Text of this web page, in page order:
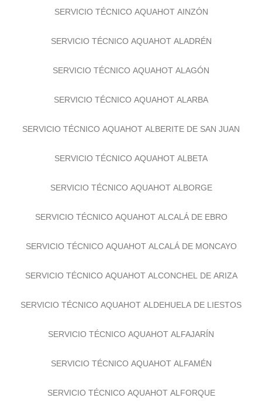
SERVICIO TÉCNICO AQUAHOT AINZÓN
SERVICIO TÉCNICO AQUAHOT ALADRÉN
SERVICIO TÉCNICO AQUAHOT ALAGÓN
SERVICIO TÉCNICO AQUAHOT ALARBA
SERVICIO TÉCNICO AQUAHOT ALBERITE DE SAN JUAN
SERVICIO TÉCNICO AQUAHOT ALBETA
SERVICIO TÉCNICO AQUAHOT ALBORGE
SERVICIO TÉCNICO AQUAHOT ALCALÁ DE EBRO
SERVICIO TÉCNICO AQUAHOT ALCALÁ DE MONCAYO
SERVICIO TÉCNICO AQUAHOT ALCONCHEL DE ARIZA
SERVICIO TÉCNICO AQUAHOT ALDEHUELA DE LIESTOS
SERVICIO TÉCNICO AQUAHOT ALFAJARÍN
SERVICIO TÉCNICO AQUAHOT ALFAMÉN
SERVICIO TÉCNICO AQUAHOT ALFORQUE